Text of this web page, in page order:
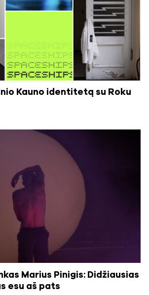
Kauno identitetą su Roku
Marius Pinigis: Didžiausias
esu aš pats